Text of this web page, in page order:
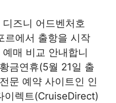
즈니 어드벤처호
에서 출항을 시작
매 비교 안내합니
금연휴(5월 21일 출
문 예약 사이트인 인
이렉트(CruiseDirect)